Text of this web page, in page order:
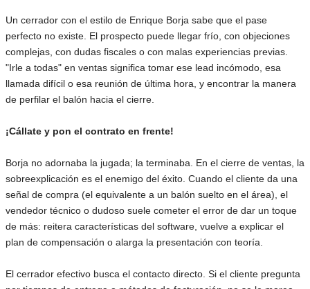
Un cerrador con el estilo de Enrique Borja sabe que el pase
perfecto no existe. El prospecto puede llegar frío, con objeciones
complejas, con dudas fiscales o con malas experiencias previas.
"Irle a todas" en ventas significa tomar ese lead incómodo, esa
llamada difícil o esa reunión de última hora, y encontrar la manera
de perfilar el balón hacia el cierre.
¡Cállate y pon el contrato en frente!
Borja no adornaba la jugada; la terminaba. En el cierre de ventas, la
sobreexplicación es el enemigo del éxito. Cuando el cliente da una
señal de compra (el equivalente a un balón suelto en el área), el
vendedor técnico o dudoso suele cometer el error de dar un toque
de más: reitera características del software, vuelve a explicar el
plan de compensación o alarga la presentación con teoría.
El cerrador efectivo busca el contacto directo. Si el cliente pregunta